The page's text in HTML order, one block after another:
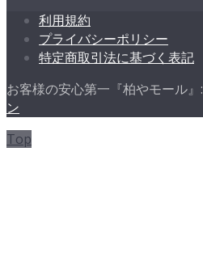
利用規約
プライバシーポリシー
特定商取引法に基づく表記
お客様の安心第一『柏やモール』:
ン
Top